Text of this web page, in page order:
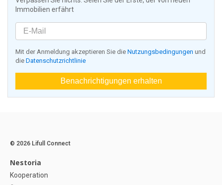
Immobilien erfährt
Mit der Anmeldung akzeptieren Sie die Nutzungsbedingungen und
die Datenschutzrichtlinie
Benachrichtigungen erhalten
© 2026 Lifull Connect
Nestoria
Kooperation